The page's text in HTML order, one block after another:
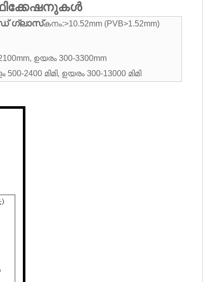
ഗ്ലാസ്കനം:>10.52mm (PVB>1.52mm)
ഉയരം 300-3300mm
2400 മിമി, ഉയരം 300-13000 മിമി